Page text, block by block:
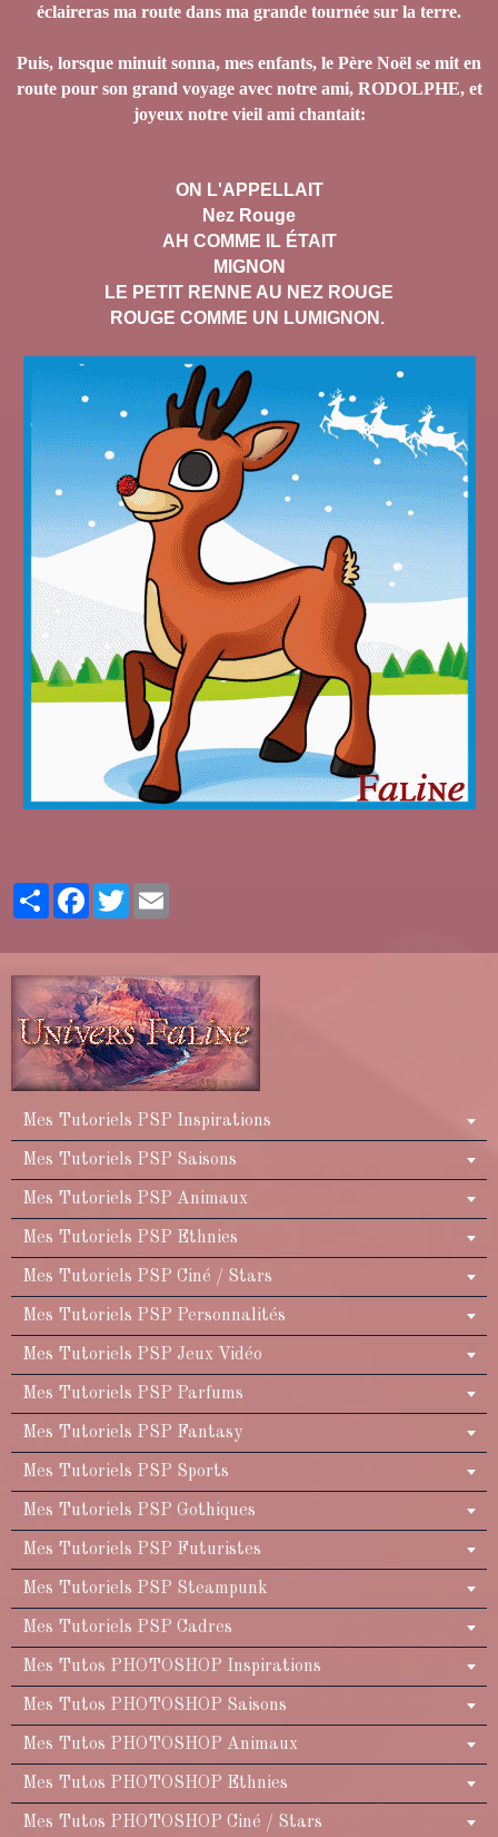
éclaireras ma route dans ma grande tournée sur la terre.
Puis, lorsque minuit sonna, mes enfants, le Père Noël se mit en
route pour son grand voyage avec notre ami, RODOLPHE, et
joyeux notre vieil ami chantait:
ON L'APPELLAIT
Nez Rouge
AH COMME IL ÉTAIT
MIGNON
LE PETIT RENNE AU NEZ ROUGE
ROUGE COMME UN LUMIGNON.
PartagerFacebook
Twitter
Mes Tutoriels PSP Inspirations
Mes Tutoriels PSP Saisons
Mes Tutoriels PSP Animaux
Mes Tutoriels PSP Ethnies
Mes Tutoriels PSP Ciné / Stars
Mes Tutoriels PSP Personnalités
Mes Tutoriels PSP Jeux Vidéo
Mes Tutoriels PSP Parfums
Mes Tutoriels PSP Fantasy
Mes Tutoriels PSP Sports
Mes Tutoriels PSP Gothiques
Mes Tutoriels PSP Futuristes
Mes Tutoriels PSP Steampunk
Mes Tutoriels PSP Cadres
Mes Tutos PHOTOSHOP Inspirations
Mes Tutos PHOTOSHOP Saisons
Mes Tutos PHOTOSHOP Animaux
Mes Tutos PHOTOSHOP Ethnies
Mes Tutos PHOTOSHOP Ciné / Stars